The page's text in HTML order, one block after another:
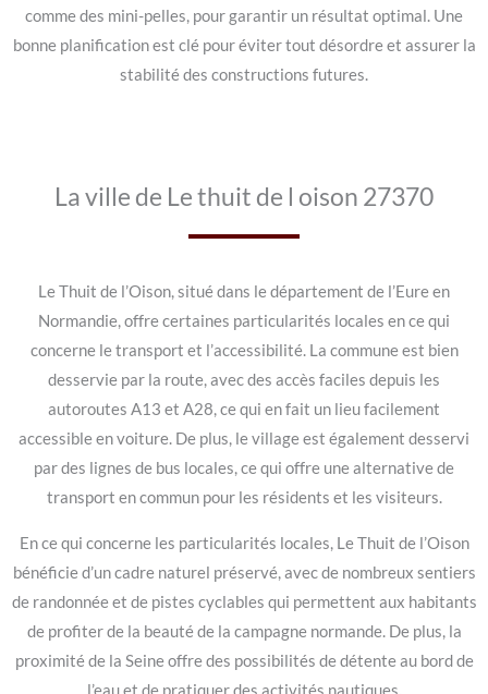
comme des mini-pelles, pour garantir un résultat optimal. Une
bonne planification est clé pour éviter tout désordre et assurer la
stabilité des constructions futures.
La ville de Le thuit de l oison 27370
Le Thuit de l’Oison, situé dans le département de l’Eure en
Normandie, offre certaines particularités locales en ce qui
concerne le transport et l’accessibilité. La commune est bien
desservie par la route, avec des accès faciles depuis les
autoroutes A13 et A28, ce qui en fait un lieu facilement
accessible en voiture. De plus, le village est également desservi
par des lignes de bus locales, ce qui offre une alternative de
transport en commun pour les résidents et les visiteurs.
En ce qui concerne les particularités locales, Le Thuit de l’Oison
bénéficie d’un cadre naturel préservé, avec de nombreux sentiers
de randonnée et de pistes cyclables qui permettent aux habitants
de profiter de la beauté de la campagne normande. De plus, la
proximité de la Seine offre des possibilités de détente au bord de
l’eau et de pratiquer des activités nautiques.